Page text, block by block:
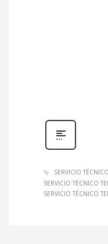
SERVICIO
SERVICIO TÉCNICO
SERVICIO TÉCNICO